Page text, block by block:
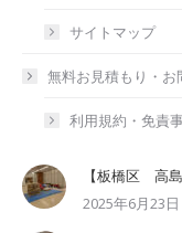
サイトマップ
無料お見積もり・お
利用規約・免責
【板橋区 高
2025年6月23日